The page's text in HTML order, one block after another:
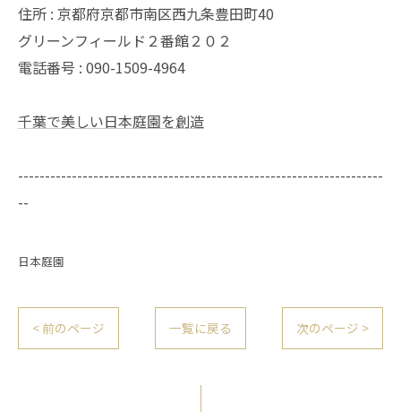
住所 : 京都府京都市南区西九条豊田町40
グリーンフィールド２番館２０２
電話番号 : 090-1509-4964
千葉で美しい日本庭園を創造
--------------------------------------------------------------------
--
日本庭園
< 前のページ 一覧に戻る 次のページ >